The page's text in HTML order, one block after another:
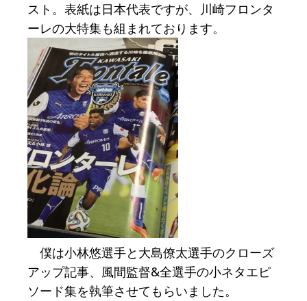
スト。表紙は日本代表ですが、川崎フロンタ
ーレの大特集も組まれております。
僕は小林悠選手と大島僚太選手のクローズ
アップ記事、風間監督&全選手の小ネタエピ
ソード集を執筆させてもらいました。